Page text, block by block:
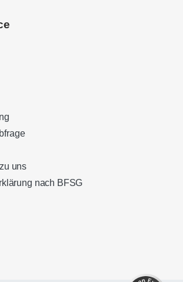
uns
nach BFSG
Kundenbewertungen und Erfahrungen zu
32